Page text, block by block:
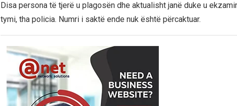
Disa persona të tjerë u plagosën dhe aktualisht janë duke u
tymi, tha policia. Numri i saktë ende nuk është përcaktuar.